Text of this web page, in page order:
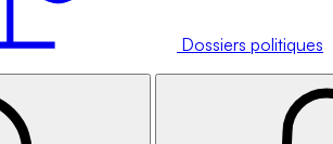
Dossiers politiques